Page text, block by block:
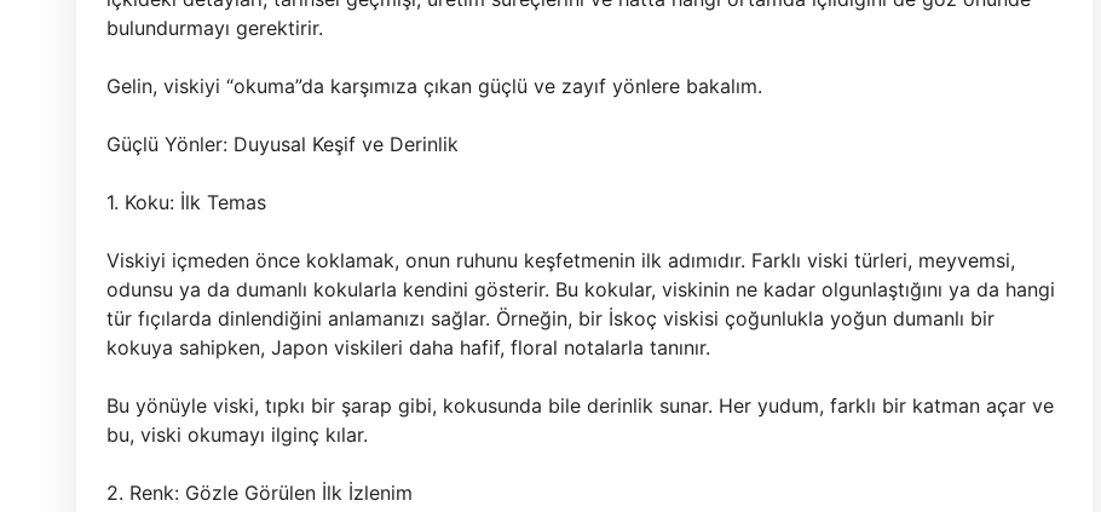
bulundurmayı gerektirir.
Gelin, viskiyi “okuma”da karşımıza çıkan güçlü ve zayıf yönlere bakalım.
Güçlü Yönler: Duyusal Keşif ve Derinlik
1. Koku: İlk Temas
Viskiyi içmeden önce koklamak, onun ruhunu keşfetmenin ilk adımıdır. Farklı viski türleri, meyvemsi,
odunsu ya da dumanlı kokularla kendini gösterir. Bu kokular, viskinin ne kadar olgunlaştığını ya da hangi
tür fıçılarda dinlendiğini anlamanızı sağlar. Örneğin, bir İskoç viskisi çoğunlukla yoğun dumanlı bir
kokuya sahipken, Japon viskileri daha hafif, floral notalarla tanınır.
Bu yönüyle viski, tıpkı bir şarap gibi, kokusunda bile derinlik sunar. Her yudum, farklı bir katman açar ve
bu, viski okumayı ilginç kılar.
2. Renk: Gözle Görülen İlk İzlenim